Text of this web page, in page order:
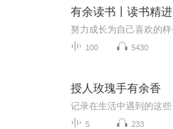
有余读书丨读书精进
100 5430
授人玫瑰手有余香
5 233